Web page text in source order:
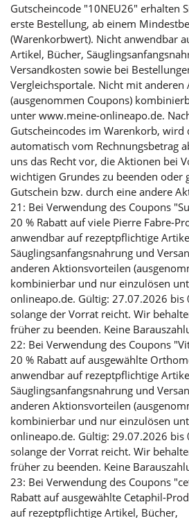
Gutscheincode "10NEU26" erhalten
erste Bestellung, ab einem
(Warenkorbwert). Nicht anwendbar
Artikel, Bücher,
Versandkosten sowie bei
Vergleichsportale. Nicht mit
(ausgenommen Coupons)
unter www.meine-onlineapo.de.
Gutscheincodes im Warenkorb, wird
automatisch vom Rechnungsbetrag
uns das Recht vor, die Aktionen bei
wichtigen Grundes zu beenden oder
Gutschein bzw. durch eine andere
21: Bei Verwendung des Coupons
20 % Rabatt auf viele Pierre Fabre-
anwendbar auf rezeptpflichtige
Säuglingsanfangsnahrung und
anderen Aktionsvorteilen
kombinierbar und nur einzulösen
onlineapo.de. Gültig: 27.07.2026 bis
solange der Vorrat reicht. Wir
früher zu beenden. Keine
22: Bei Verwendung des Coupons
20 % Rabatt auf ausgewählte
anwendbar auf rezeptpflichtige
Säuglingsanfangsnahrung und
anderen Aktionsvorteilen
kombinierbar und nur einzulösen
onlineapo.de. Gültig: 29.07.2026 bis
solange der Vorrat reicht. Wir
früher zu beenden. Keine
23: Bei Verwendung des Coupons
Rabatt auf ausgewählte Cetaphil-
auf rezeptpflichtige Artikel, Bücher,